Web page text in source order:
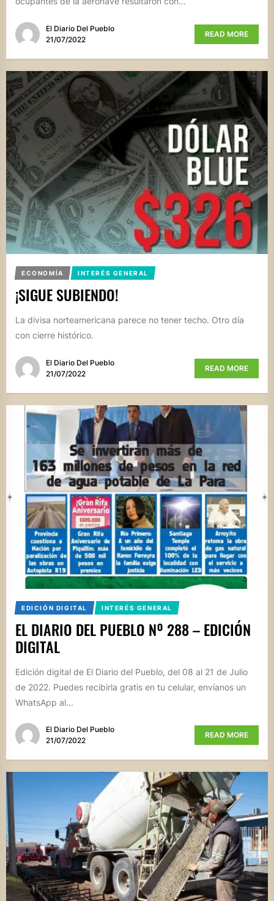
El Diario Del Pueblo
21/07/2022
READ MORE
ECONOMÍA INTERÉS GENERAL
¡SIGUE SUBIENDO!
La divisa norteamericana parece no tener techo. Otro día
con cierre histórico.
El Diario Del Pueblo
21/07/2022
READ MORE
EDICIÓN DIGITAL INTERÉS GENERAL
EL DIARIO DEL PUEBLO Nº 288 – EDICIÓN
DIGITAL
Edición digital de El Diario del Pueblo, del 08 al 21 de Julio
de 2022. Puedes recibirla gratis en tu celular, envíanos un
WhatsApp al...
El Diario Del Pueblo
21/07/2022
READ MORE